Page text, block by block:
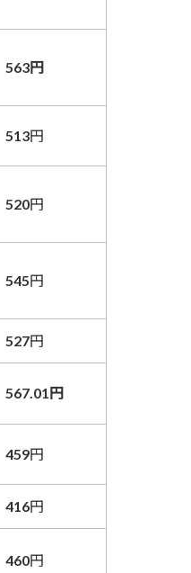
563円
513円
520円
545円
527円
567.01円
459円
416円
460円